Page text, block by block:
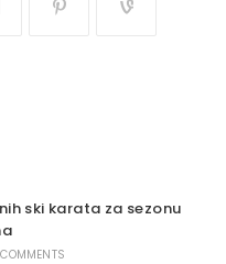
ski karata za sezonu